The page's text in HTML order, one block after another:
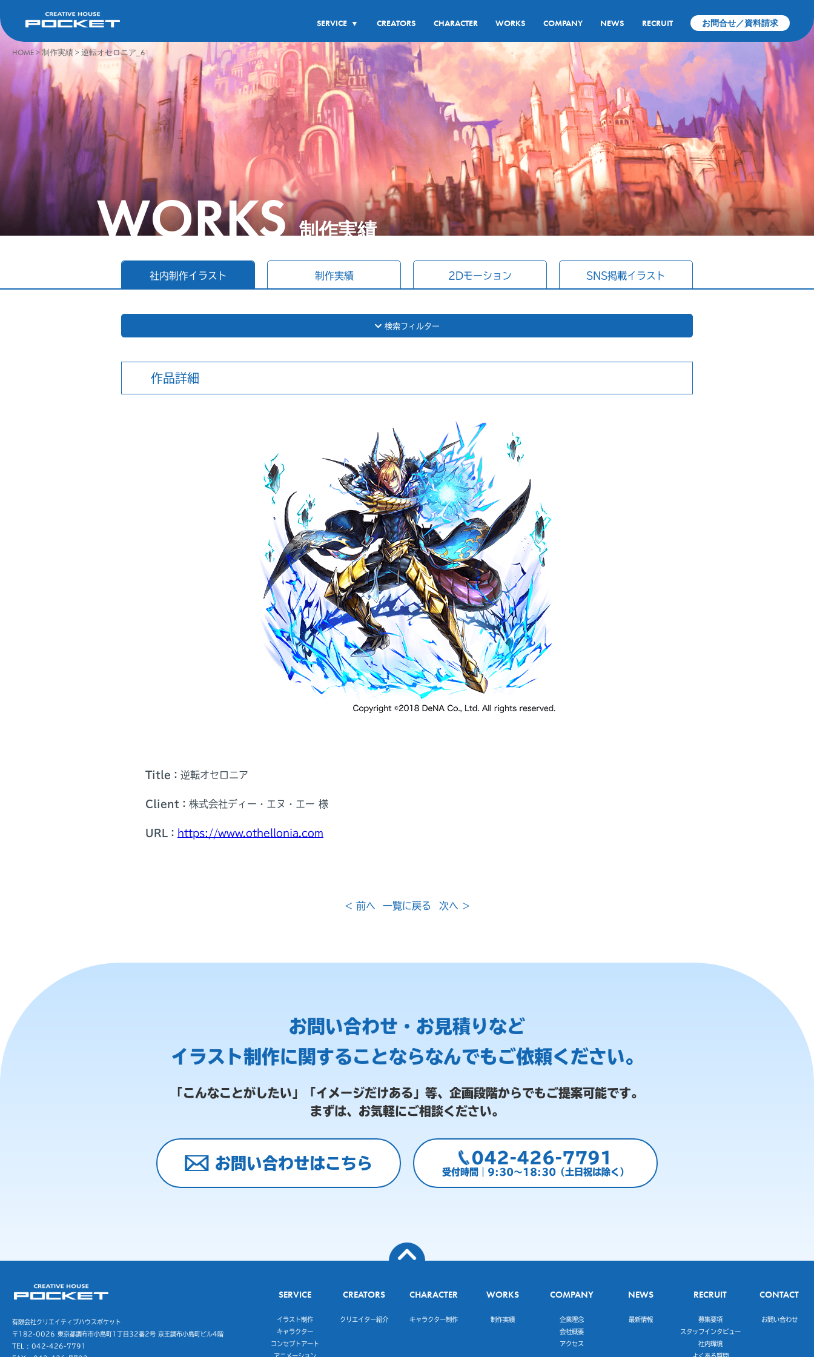
SERVICE ▼ CREATORS CHARACTER WORKS COMPANY NEWS RECRUIT お問合せ／資料請求
HOME>制作実績>逆転オセロニア_6
WORKS 制作実績
社内制作イラスト 制作実績 2Dモーション SNS掲載イラスト
検索フィルター
作品詳細
Title： 逆転オセロニア
Client： 株式会社ディー・エヌ・エー 様
URL： https://www.othellonia.com
< 前へ 一覧に戻る 次へ >
お問い合わせ・お見積りなど
イラスト制作に関することならなんでもご依頼ください。
「こんなことがしたい」「イメージだけある」等、 企画段階からでもご提案可能です。
まずは、お気軽にご相談ください。
お問い合わせはこちら 042-426-7791
受付時間｜9:30～18:30（土日祝は除く）
有限会社クリエイティブハウスポケット
〒182-0026 東京都調布市小島町1丁目32番2号京王調布小島町ビル4階
TEL : 042-426-7791
SERVICE
イラスト制作
キャラクター
コンセプトアート
CREATORS
クリエイター紹介
CHARACTER
キャラクター制作
WORKS
制作実績
COMPANY
企業理念
会社概要
アクセス
NEWS
最新情報
RECRUIT
募集要項
スタッフインタビュー
社内環境
CONTACT
お問い合わせ